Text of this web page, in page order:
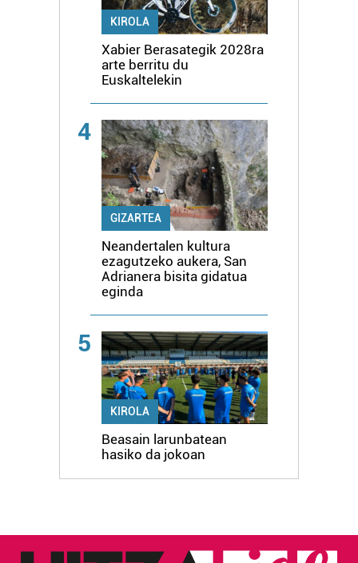
KIROLA
Xabier Berasategik 2028ra
arte berritu du
Euskaltelekin
4
GIZARTEA
Neandertalen kultura
ezagutzeko aukera, San
Adrianera bisita gidatua
eginda
5
KIROLA
Beasain larunbatean
hasiko da jokoan